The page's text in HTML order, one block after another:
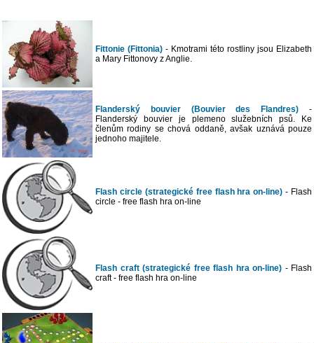
Fittonie (Fittonia) - Kmotrami této rostliny jsou Elizabeth
a Mary Fittonovy z Anglie.
Flanderský bouvier (Bouvier des Flandres) -
Flanderský bouvier je plemeno služebních psů. Ke
členům rodiny se chová oddaně, avšak uznává pouze
jednoho majitele.
Flash circle (strategické free flash hra on-line) - Flash
circle - free flash hra on-line
Flash craft (strategické free flash hra on-line) - Flash
craft - free flash hra on-line